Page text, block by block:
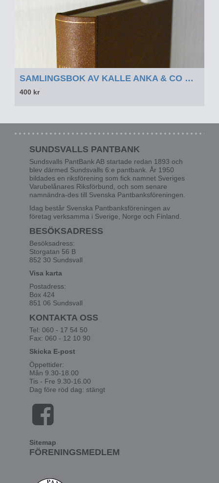
SAMLINGSBOK AV KALLE ANKA & CO OCH WALT DISNEY 1969 DEL 2 - SAMLINGSBOK AV KALLE ANKA & CO OCH WALT DISNEY 1969 DEL 2
400 kr
SUNDSVALLS PANTBANK
Sundsvalls PantBank AB startade redan 1893 och
blev därmed Sundsvalls 6:e pantbank. År 1950
bildades en riksförening som fick namnet Sveriges
Varubelånares Riksförbund, och som senare
namnändra-des till Svenska Pantbanksföreningen.
Idag består Svenska Pantbanksföreningen av
företag verksamma i Sverige, Norge och Finland.
BESÖKSADRESS
Besöksadress:
Storgatan 56 B
852 30 Sundsvall
Visa karta
Postadress:
Box 424
851 06 Sundsvall
KONTAKTA OSS
Tel: 060 - 17 54 50
Fax: 060 - 12 10 90
Skicka E-post
Öppettider:
Mån 9.30-18.00
Tis - Fre 9.30-16.00
Dag före röd dag: stängt
Sitemap
FÖRENINGSMEDLEM